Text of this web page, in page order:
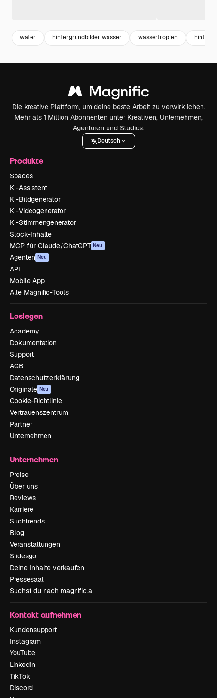
water hintergrundbilder wasser wassertropfen
Die kreative Plattform, um deine beste Arbeit zu verwirklichen.
Mehr als 1 Million Abonnenten unter Kreativen, Unternehmen,
Agenturen und Studios.
Deutsch
Produkte
Spaces
KI-Assistent
KI-Bildgenerator
KI-Videogenerator
KI-Stimmengenerator
Stock-Inhalte
MCP für Claude/ChatGPT Neu
Agenten Neu
API
Mobile App
Alle Magnific-Tools
Loslegen
Academy
Dokumentation
Support
AGB
Datenschutzerklärung
Originale Neu
Cookie-Richtlinie
Vertrauenszentrum
Partner
Unternehmen
Unternehmen
Preise
Über uns
Reviews
Karriere
Suchtrends
Blog
Veranstaltungen
Slidesgo
Deine Inhalte verkaufen
Pressesaal
Suchst du nach magnific.ai
Kontakt aufnehmen
Kundensupport
Instagram
YouTube
LinkedIn
TikTok
Discord